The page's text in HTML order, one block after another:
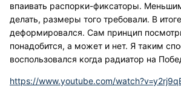
впаивать распорки-фиксаторы.
делать, размеры того требовали. В
деформировался. Сам принцип
понадобится, а может и нет. Я таким
воспользовался когда радиатор на
https://www.youtube.com/